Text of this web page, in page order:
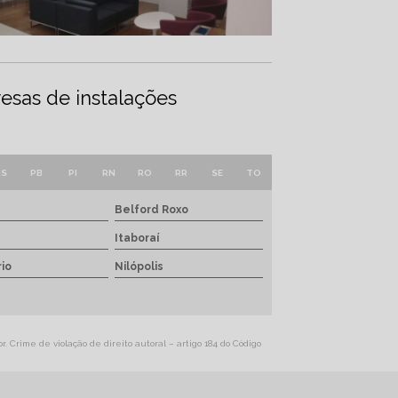
de instalações
PB PI RN RO RR SE TO
Belford Roxo
Itaboraí
Nilópolis
Crime de violação de direito autoral – artigo 184 do Código